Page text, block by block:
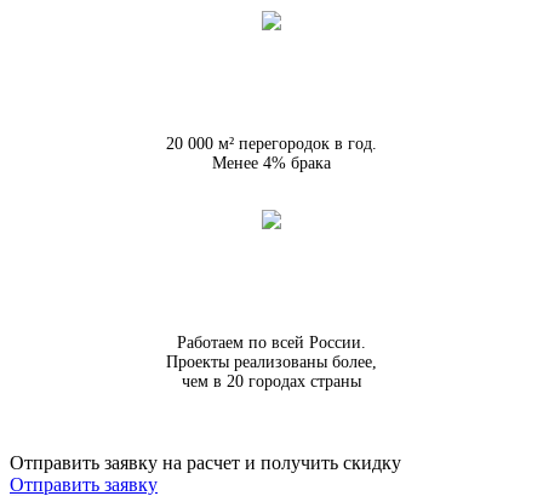
20 000 м² перегородок в год.
Менее 4% брака
Работаем по всей России.
Проекты реализованы более,
чем в 20 городах страны
Отправить заявку на расчет и получить скидку
Отправить заявку